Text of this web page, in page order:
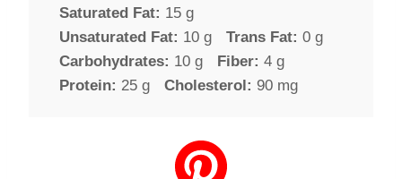
Saturated Fat: 15 g
Unsaturated Fat: 10 g Trans Fat: 0 g
Carbohydrates: 10 g Fiber: 4 g
Protein: 25 g Cholesterol: 90 mg